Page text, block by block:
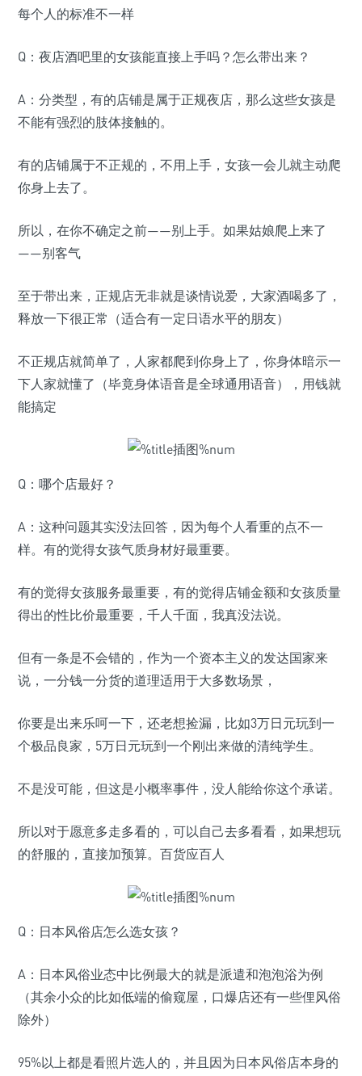
每个人的标准不一样
Q：夜店酒吧里的女孩能直接上手吗？怎么带出来？
A：分类型，有的店铺是属于正规夜店，那么这些女孩是
不能有强烈的肢体接触的。
有的店铺属于不正规的，不用上手，女孩一会儿就主动爬
你身上去了。
所以，在你不确定之前——别上手。如果姑娘爬上来了
——别客气
至于带出来，正规店无非就是谈情说爱，大家酒喝多了，
释放一下很正常（适合有一定日语水平的朋友）
不正规店就简单了，人家都爬到你身上了，你身体暗示一
下人家就懂了（毕竟身体语音是全球通用语音），用钱就
能搞定
Q：哪个店最好？
A：这种问题其实没法回答，因为每个人看重的点不一
样。有的觉得女孩气质身材好最重要。
有的觉得女孩服务最重要，有的觉得店铺金额和女孩质量
得出的性比价最重要，千人千面，我真没法说。
但有一条是不会错的，作为一个资本主义的发达国家来
说，一分钱一分货的道理适用于大多数场景，
你要是出来乐呵一下，还老想捡漏，比如3万日元玩到一
个极品良家，5万日元玩到一个刚出来做的清纯学生。
不是没可能，但这是小概率事件，没人能给你这个承诺。
所以对于愿意多走多看的，可以自己去多看看，如果想玩
的舒服的，直接加预算。百货应百人
Q：日本风俗店怎么选女孩？
A：日本风俗业态中比例最大的就是派遣和泡泡浴为例
（其余小众的比如低端的偷窥屋，口爆店还有一些俚风俗
除外）
95%以上都是看照片选人的，并且因为日本风俗店本身的